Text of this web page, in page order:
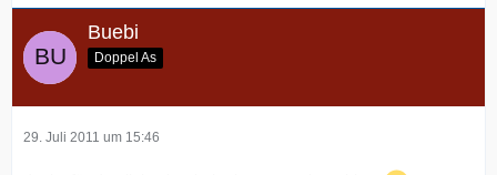
Buebi
Doppel As
29. Juli 2011 um 15:46